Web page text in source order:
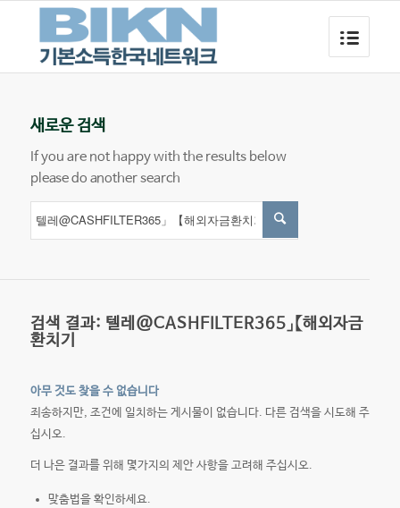
새로운 검색
If you are not happy with the results below
please do another search
검색 결과: 텔레@CASHFILTER365」【해외자금
환치기
아무 것도 찾을 수 없습니다
죄송하지만, 조건에 일치하는 게시물이 없습니다. 다른 검색을 시도해 주
십시오.
더 나은 결과를 위해 몇가지의 제안 사항을 고려해 주십시오.
맞춤법을 확인하세요.